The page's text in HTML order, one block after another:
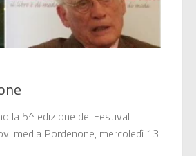
la 5^ edizione del Festival
media Pordenone, mercoledì 13